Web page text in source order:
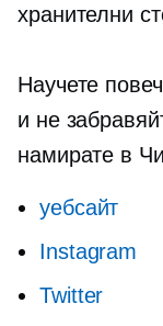
хранителни
Научете
и не
намирате в
уебсайт
Instagram
Twitter